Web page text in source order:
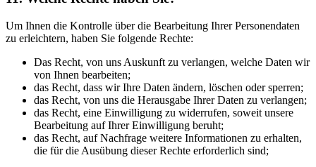
Um Ihnen die Kontrolle über die Bearbeitung Ihrer Personendaten
zu erleichtern, haben Sie folgende Rechte:
Das Recht, von uns Auskunft zu verlangen, welche Daten wir
von Ihnen bearbeiten;
das Recht, dass wir Ihre Daten ändern, löschen oder sperren;
das Recht, von uns die Herausgabe Ihrer Daten zu verlangen;
das Recht, eine Einwilligung zu widerrufen, soweit unsere
Bearbeitung auf Ihrer Einwilligung beruht;
das Recht, auf Nachfrage weitere Informationen zu erhalten,
die für die Ausübung dieser Rechte erforderlich sind;